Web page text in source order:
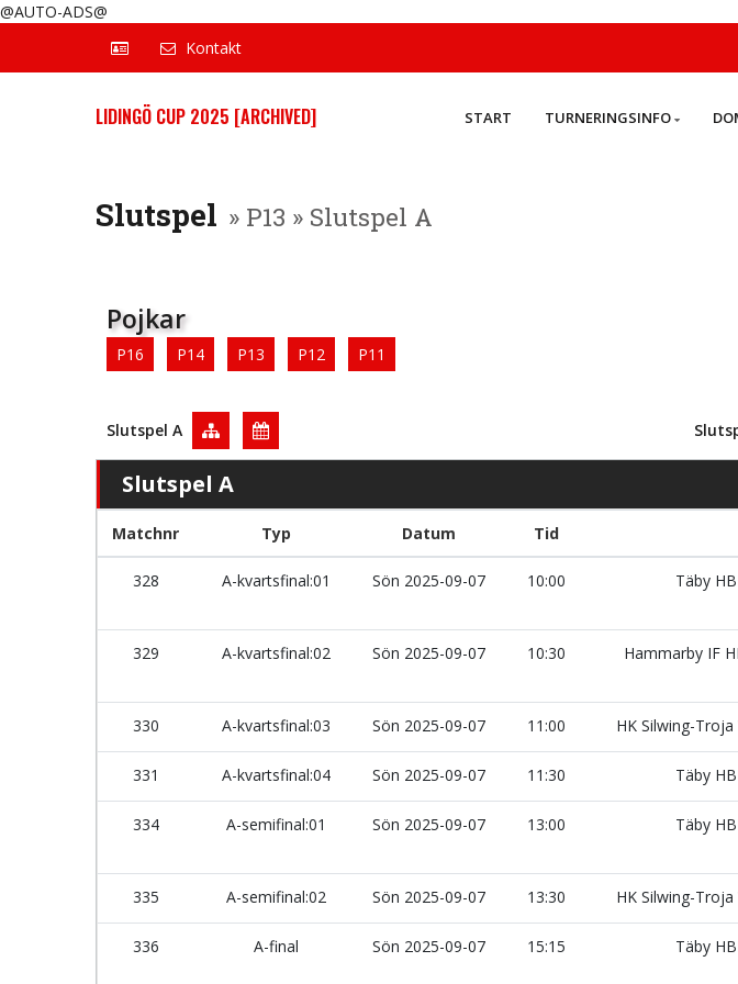
@AUTO-ADS@
Kontakt
LIDINGÖ CUP 2025 [ARCHIVED] START TURNERINGSINFO
Slutspel » P13 » Slutspel A
Pojkar
P16 P14 P13 P12 P11
Slutspel A
Slutspel A
Matchnr Typ Datum Tid
328 A-kvartsfinal:01 Sön 2025-09-07 10:00 Täby
329 A-kvartsfinal:02 Sön 2025-09-07 10:30 Hammarby IF
330 A-kvartsfinal:03 Sön 2025-09-07 11:00 HK Silwing-Troja
331 A-kvartsfinal:04 Sön 2025-09-07 11:30 Täby
334 A-semifinal:01 Sön 2025-09-07 13:00 Täby
335 A-semifinal:02 Sön 2025-09-07 13:30 HK Silwing-Troja
336 A-final Sön 2025-09-07 15:15 Täby